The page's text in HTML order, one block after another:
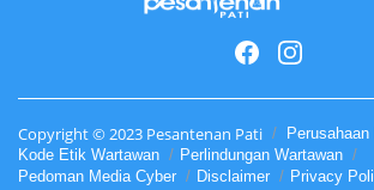
Copyright © 2023 Pesantenan Pati Perusahaan
Kode Etik Wartawan
Perlindungan Wartawan
Pedoman Media Cyber
Disclaimer Privacy